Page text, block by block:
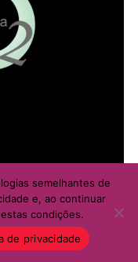
e um documento
do imóvel,
do locador
semelhantes de
e, ao continuar
condições.
de privacidade